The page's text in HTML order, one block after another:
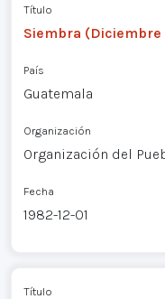
Título
Siembra (Diciembre
País
Guatemala
Organización
Organización del
Fecha
1982-12-01
Título